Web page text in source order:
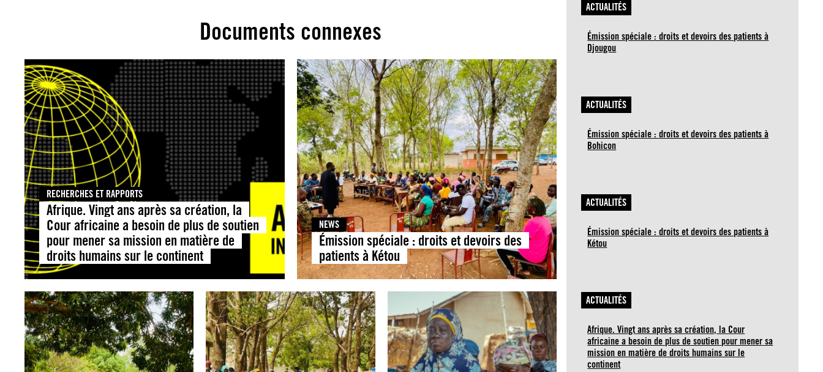
Documents connexes
RECHERCHES ET RAPPORTS
Afrique. Vingt ans après sa création, la
Cour africaine a besoin de plus de soutien
pour mener sa mission en matière de
droits humains sur le continent
NEWS
Émission spéciale : droits et devoirs des
patients à Kétou
ACTUALITÉS
Émission spéciale : droits et devoirs des patients à
Djougou
ACTUALITÉS
Émission spéciale : droits et devoirs des patients à
Bohicon
ACTUALITÉS
Émission spéciale : droits et devoirs des patients à
Kétou
ACTUALITÉS
Afrique. Vingt ans après sa création, la Cour
africaine a besoin de plus de soutien pour mener sa
mission en matière de droits humains sur le
continent